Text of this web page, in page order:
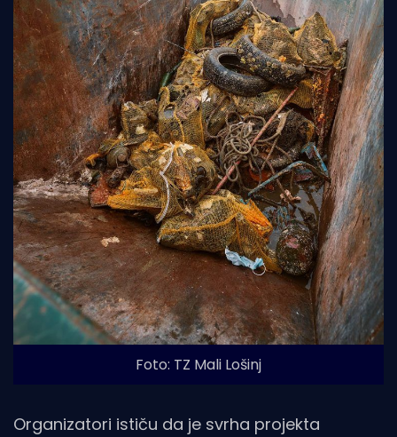
Foto: TZ Mali Lošinj
Organizatori ističu da je svrha projekta